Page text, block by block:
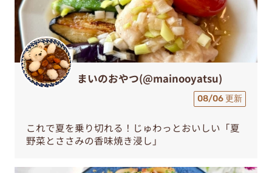
まいのおやつ(@mainooyatsu)
08/06 更新
これで夏を乗り切れる！じゅわっとおいしい「夏
野菜とささみの香味焼き浸し」